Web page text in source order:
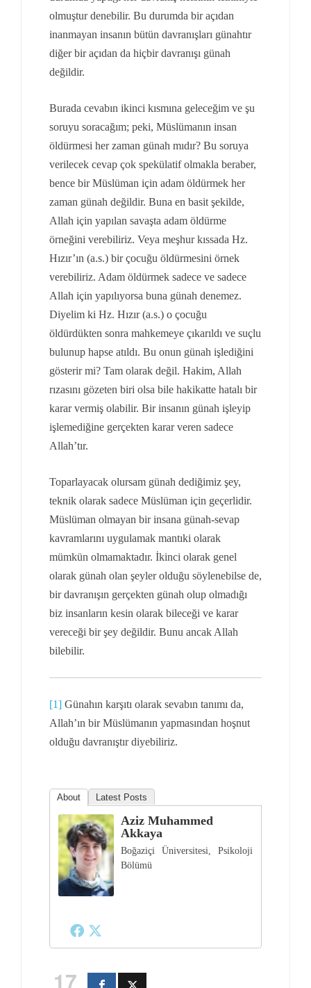
olmuştur denebilir. Bu durumda bir açıdan
inanmayan insanın bütün davranışları günahtır
diğer bir açıdan da hiçbir davranışı günah
değildir.
Burada cevabın ikinci kısmına geleceğim ve şu
soruyu soracağım; peki, Müslümanın insan
öldürmesi her zaman günah mıdır? Bu soruya
verilecek cevap çok spekülatif olmakla beraber,
bence bir Müslüman için adam öldürmek her
zaman günah değildir. Buna en basit şekilde,
Allah için yapılan savaşta adam öldürme
örneğini verebiliriz. Veya meşhur kıssada Hz.
Hızır’ın (a.s.) bir çocuğu öldürmesini örnek
verebiliriz. Adam öldürmek sadece ve sadece
Allah için yapılıyorsa buna günah denemez.
Diyelim ki Hz. Hızır (a.s.) o çocuğu
öldürdükten sonra mahkemeye çıkarıldı ve suçlu
bulunup hapse atıldı. Bu onun günah işlediğini
gösterir mi? Tam olarak değil. Hakim, Allah
rızasını gözeten biri olsa bile hakikatte hatalı bir
karar vermiş olabilir. Bir insanın günah işleyip
işlemediğine gerçekten karar veren sadece
Allah’tır.
Toparlayacak olursam günah dediğimiz şey,
teknik olarak sadece Müslüman için geçerlidir.
Müslüman olmayan bir insana günah-sevap
kavramlarını uygulamak mantıki olarak
mümkün olmamaktadır. İkinci olarak genel
olarak günah olan şeyler olduğu söylenebilse de,
bir davranışın gerçekten günah olup olmadığı
biz insanların kesin olarak bileceği ve karar
vereceği bir şey değildir. Bunu ancak Allah
bilebilir.
[1] Günahın karşıtı olarak sevabın tanımı da,
Allah’ın bir Müslümanın yapmasından hoşnut
olduğu davranıştır diyebiliriz.
About Latest Posts
Aziz Muhammed
Akkaya
Boğaziçi Üniversitesi, Psikoloji
Bölümü
17